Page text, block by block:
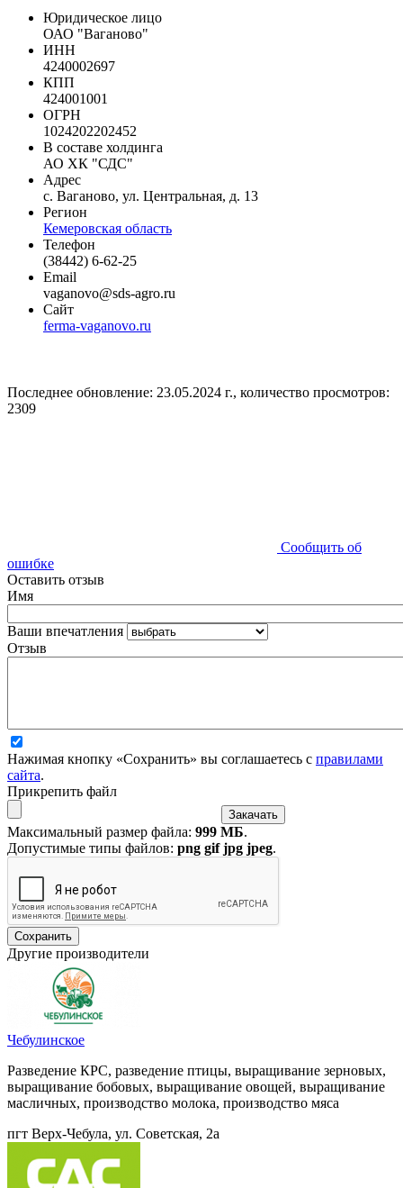
Юридическое лицо
ОАО "Ваганово"
ИНН
4240002697
КПП
424001001
ОГРН
1024202202452
В составе холдинга
АО ХК "СДС"
Адрес
с. Ваганово, ул. Центральная, д. 13
Регион
Кемеровская область
Телефон
(38442) 6-62-25
Email
vaganovo@sds-agro.ru
Сайт
ferma-vaganovo.ru
Последнее обновление: 23.05.2024 г., количество просмотров:
2309
Сообщить об
ошибке
Оставить отзыв
Имя
Ваши впечатления
Отзыв
Нажимая кнопку «Сохранить» вы соглашаетесь с правилами
сайта.
Прикрепить файл
Максимальный размер файла: 999 МБ.
Допустимые типы файлов: png gif jpg jpeg.
Другие производители
Чебулинское
Разведение КРС, разведение птицы, выращивание зерновых,
выращивание бобовых, выращивание овощей, выращивание
масличных, производство молока, производство мяса
пгт Верх-Чебула, ул. Советская, 2а